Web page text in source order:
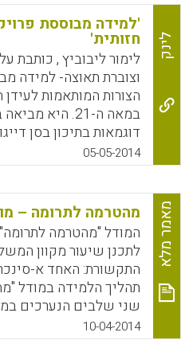
X לינק
'למידה מבוססת
חזותית'
לימור ליבוביץ , כותבת
וצוברת תאוצה- למידה
הצורות המותאמות
במאה ה-21. היא
דוגמאות בתיכון בסן
בתלמידים ומוריהם
שהוסברה בסרטון
X
05-05-2014
מאמר מלא מהטרמה לתרומה –
המודל "מהטרמה
לתכנן שיעור מקוון
התקשורת: האחד א-
תהליך הלמידה במודל
שני שלבים הנערכים
הראשון מושתת על
בעשייה החינוכית, כך
10-04-2014